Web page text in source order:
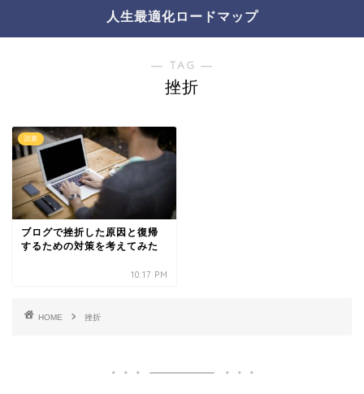
人生最適化ロードマップ
― TAG ―
挫折
読書
ブログで挫折した原因と復帰
するための対策を考えてみた
10:17 PM
HOME 挫折